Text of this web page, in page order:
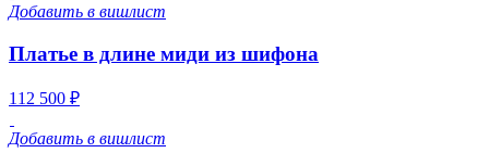
Добавить в вишлист
Платье в длине миди из шифона
112 500 ₽
Добавить в вишлист